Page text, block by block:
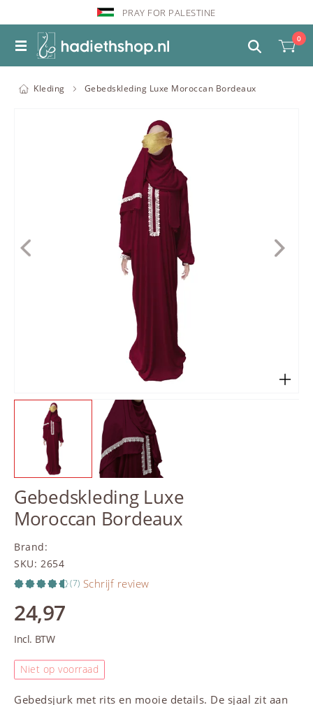
PRAY FOR PALESTINE
0
Kleding Gebedskleding Luxe Moroccan Bordeaux
Gebedskleding Luxe
Moroccan Bordeaux
Brand:
SKU: 2654
(7) Schrijf review
24,97
Incl. BTW
Niet op voorraad
Gebedsjurk met rits en mooie details. De sjaal zit aan